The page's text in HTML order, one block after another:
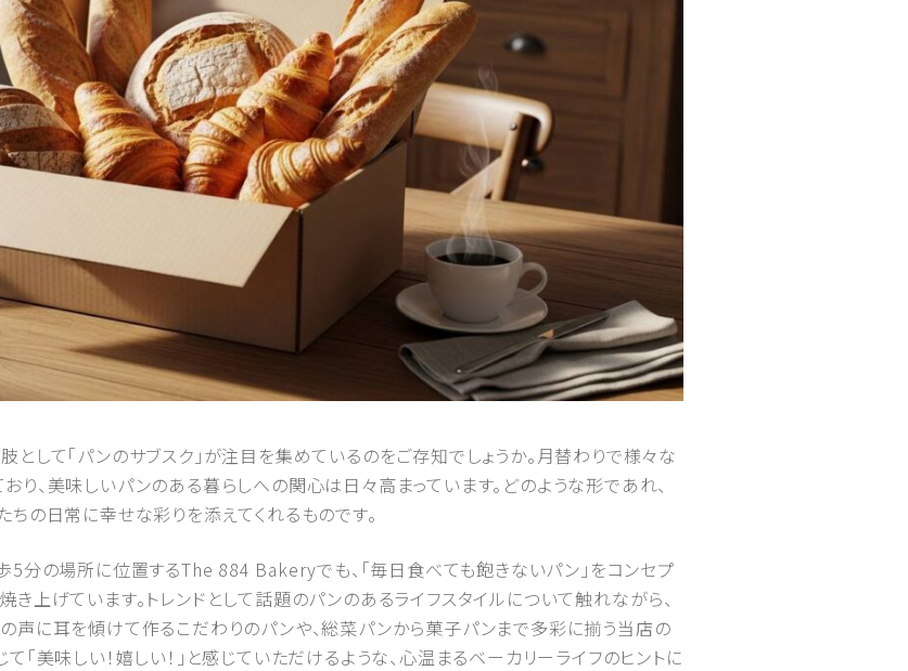
して「パンのサブスク」が注目を集めているのをご存知でしょうか。月替わりで様々な
、美味しいパンのある暮らしへの関心は日々高まっています。どのような形であれ、
の日常に幸せな彩りを添えてくれるものです。
分の場所に位置するThe 884 Bakeryでも、「毎日食べても飽きないパン」をコンセプ
上げています。トレンドとして話題のパンのあるライフスタイルについて触れながら、
に耳を傾けて作るこだわりのパンや、総菜パンから菓子パンまで多彩に揃う当店の
「美味しい！嬉しい！」と感じていただけるような、心温まるベーカリーライフのヒントに